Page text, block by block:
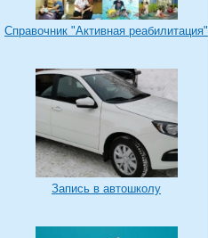
Справочник "Активная реабилитация"
Запись в автошколу